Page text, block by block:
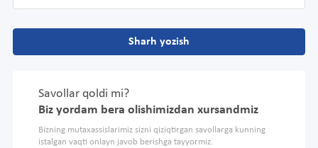
Sharh yozish
Savollar qoldi mi?
Biz yordam bera olishimizdan xursandmiz
Bizning mutaxassislarimiz sizni qiziqtirgan savollarga kunning
istalgan vaqti onlayn javob berishga tayyormiz.